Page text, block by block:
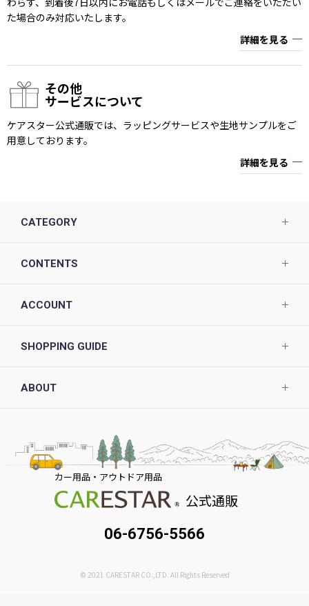
た場合のみ対応いたします。
詳細を見る
その他
サービスについて
ケアスター公式通販では、ラッピングサービスや生地サンプルをご
用意しております。
詳細を見る
CATEGORY
CONTENTS
ACCOUNT
SHOPPING GUIDE
ABOUT
カー用品・アウトドア用品
公式通販
06-6756-5566
© 2021 CARESTAR CO.,LTD. All Rights Reserved